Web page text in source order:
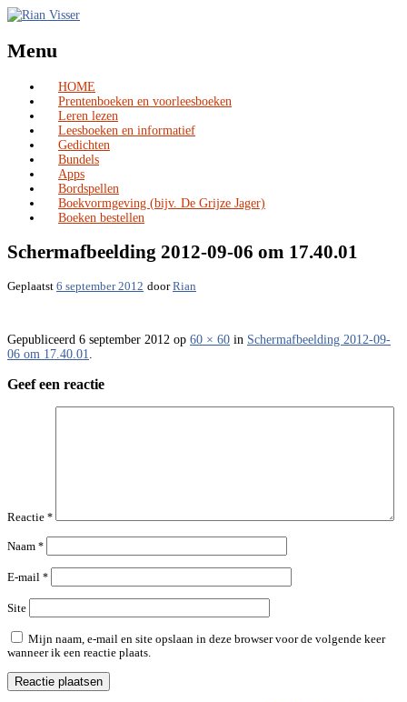
Menu
Skip
to
content
HOME
Prentenboeken en voorleesboeken
Leren lezen
Leesboeken en informatief
Gedichten
Bundels
Apps
Bordspellen
Boekvormgeving (bijv. De Grijze Jager)
Boeken bestellen
Schermafbeelding 2012-09-06 om 17.40.01
Geplaatst 6 september 2012 doorRian
Gepubliceerd 6 september 2012 op 60 × 60 in Schermafbeelding 2012-09-
06 om 17.40.01
Geef een reactie
Reactie *
Naam *
E-mail *
Site
Mijn naam, e-mail en site opslaan in deze browser voor de volgende keer
wanneer ik een reactie plaats.